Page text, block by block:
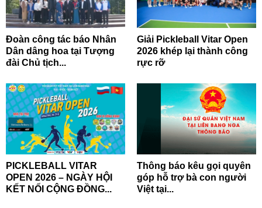
Đoàn công tác báo Nhân
Dân dâng hoa tại Tượng
đài Chủ tịch...
Giải Pickleball Vitar Open
2026 khép lại thành công
rực rỡ
PICKLEBALL VITAR
OPEN 2026 – NGÀY HỘI
KẾT NỐI CỘNG ĐỒNG...
Thông báo kêu gọi quyên
góp hỗ trợ bà con người
Việt tại...